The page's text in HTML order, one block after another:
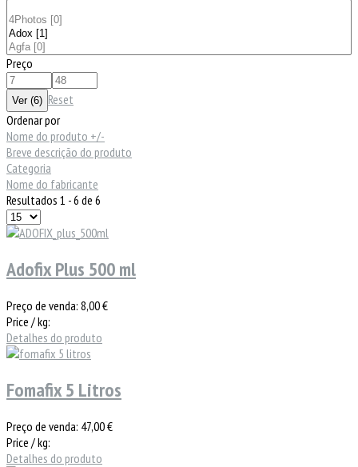
Preço
Reset
Ordenar por
Nome do produto +/-
Breve descrição do produto
Categoria
Nome do fabricante
Resultados 1 - 6 de 6
Adofix Plus 500 ml
Preço de venda: 8,00 €
Price / kg:
Detalhes do produto
Fomafix 5 Litros
Preço de venda: 47,00 €
Price / kg:
Detalhes do produto